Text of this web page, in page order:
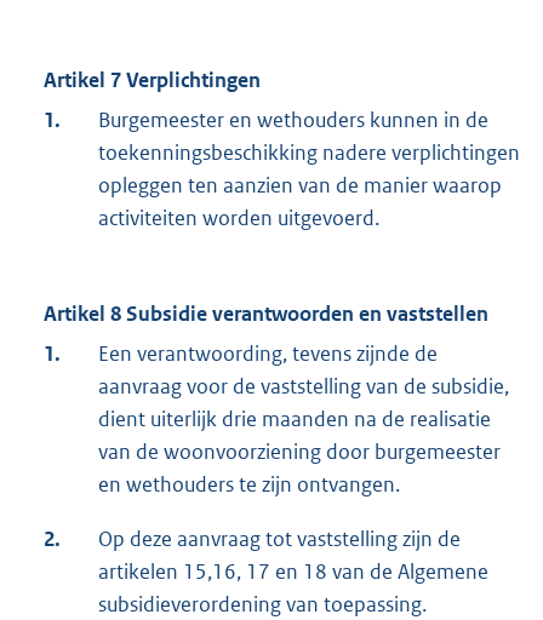
Artikel 7 Verplichtingen
1.
Burgemeester en wethouders kunnen in de
toekenningsbeschikking nadere verplichtingen
opleggen ten aanzien van de manier waarop
activiteiten worden uitgevoerd.
Artikel 8 Subsidie verantwoorden en vaststellen
1.
Een verantwoording, tevens zijnde de
aanvraag voor de vaststelling van de subsidie,
dient uiterlijk drie maanden na de realisatie
van de woonvoorziening door burgemeester
en wethouders te zijn ontvangen.
2.
Op deze aanvraag tot vaststelling zijn de
artikelen 15,16, 17 en 18 van de Algemene
subsidieverordening van toepassing.